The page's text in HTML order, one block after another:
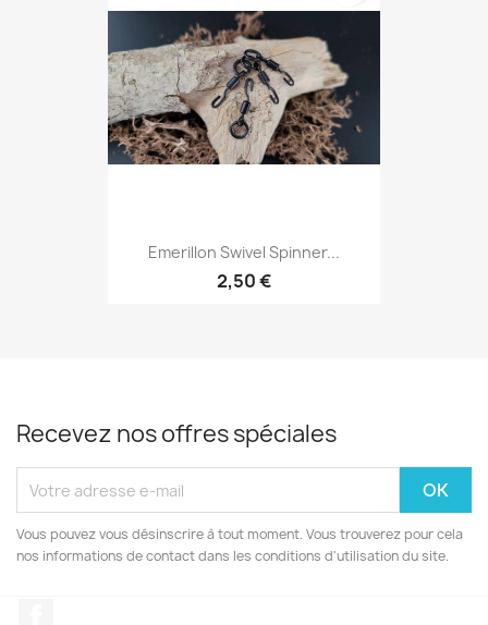
Emerillon Swivel Spinner...
2,50 €
Recevez nos offres spéciales
Vous pouvez vous désinscrire à tout moment. Vous trouverez pour cela
nos informations de contact dans les conditions d'utilisation du site.